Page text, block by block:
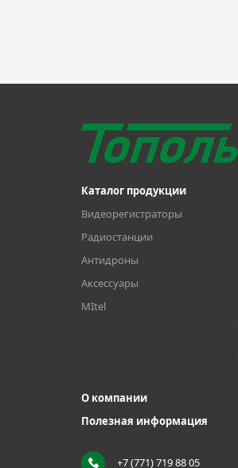
Каталог продукции
Видеорегистраторы
Радиостанции
Антидроны
Аксессуары
MItel
О компании
Полезная информация
+7 (771) 719 88 05